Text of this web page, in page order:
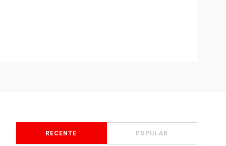
RECENTE POPULAR